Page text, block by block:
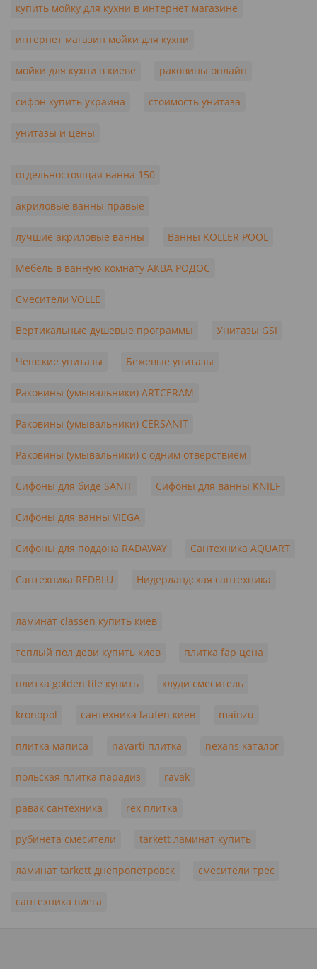
купить мойку для кухни в интернет магазине
интернет магазин мойки для кухни
мойки для кухни в киеве раковины онлайн
сифон купить украина стоимость унитаза
унитазы и цены
отдельностоящая ванна 150
акриловые ванны правые
лучшие акриловые ванны Ванны KOLLER POOL
Мебель в ванную комнату АКВА РОДОС
Смесители VOLLE
Вертикальные душевые программы Унитазы GSI
Чешские унитазы Бежевые унитазы
Раковины (умывальники) ARTCERAM
Раковины (умывальники) CERSANIT
Раковины (умывальники) с одним отверствием
Сифоны для биде SANIT Сифоны для ванны KNIEF
Сифоны для ванны VIEGA
Сифоны для поддона RADAWAY Сантехника AQUART
Сантехника REDBLU Нидерландская сантехника
ламинат classen купить киев
теплый пол деви купить киев плитка fap цена
плитка golden tile купить клуди смеситель
kronopol сантехника laufen киев mainzu
плитка маписа navarti плитка nexans каталог
польская плитка парадиз ravak
равак сантехника rex плитка
рубинета смесители tarkett ламинат купить
ламинат tarkett днепропетровск смесители трес
сантехника виега